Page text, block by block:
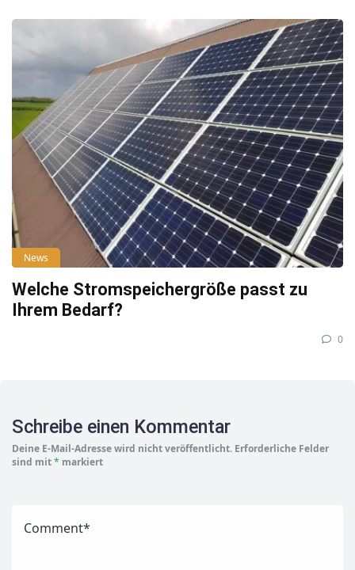
News
Welche Stromspeichergröße passt zu
Ihrem Bedarf?
0
Schreibe einen Kommentar
Deine E-Mail-Adresse wird nicht veröffentlicht. Erforderliche Felder
sind mit* markiert